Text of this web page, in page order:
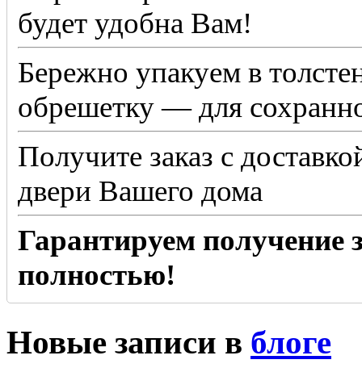
будет удобна Вам!
Бережно упакуем в
обрешетку — для
Получите заказ с
двери Вашего дома
Гарантируем получение
полностью!
Новые записи в блоге